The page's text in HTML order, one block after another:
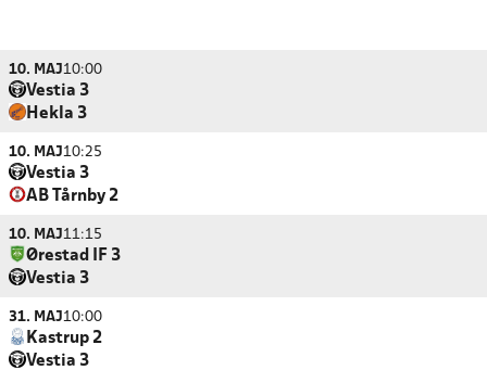
10. MAJ10:00
Vestia 3
Hekla 3
10. MAJ10:25
Vestia 3
AB Tårnby 2
10. MAJ11:15
Ørestad IF 3
Vestia 3
31. MAJ10:00
Kastrup 2
Vestia 3